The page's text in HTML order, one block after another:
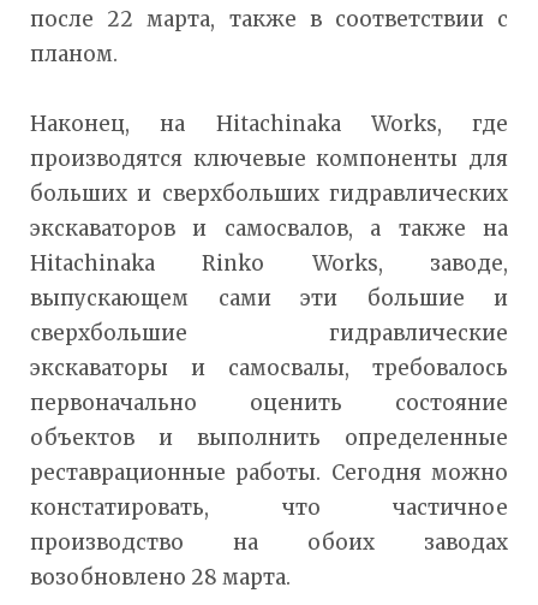
после 22 марта, также в соответствии с
планом.
Наконец, на Hitachinaka Works, где
производятся ключевые компоненты для
больших и сверхбольших гидравлических
экскаваторов и самосвалов, а также на
Hitachinaka Rinko Works, заводе,
выпускающем сами эти большие и
сверхбольшие гидравлические
экскаваторы и самосвалы, требовалось
первоначально оценить состояние
объектов и выполнить определенные
реставрационные работы. Сегодня можно
констатировать, что частичное
производство на обоих заводах
возобновлено 28 марта.